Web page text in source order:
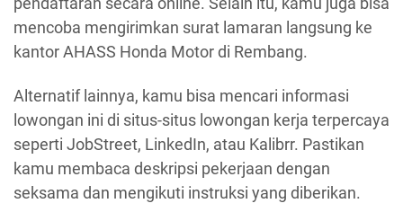
mencoba mengirimkan surat lamaran langsung ke
kantor AHASS Honda Motor di Rembang.
Alternatif lainnya, kamu bisa mencari informasi
lowongan ini di situs-situs lowongan kerja terpercaya
seperti JobStreet, LinkedIn, atau Kalibrr. Pastikan
kamu membaca deskripsi pekerjaan dengan
seksama dan mengikuti instruksi yang diberikan.